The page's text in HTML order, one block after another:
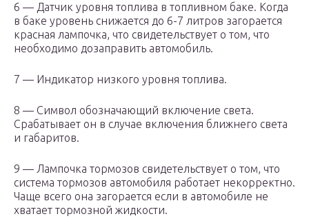
6 — Датчик уровня топлива в топливном баке. Когда
в баке уровень снижается до 6-7 литров загорается
красная лампочка, что свидетельствует о том, что
необходимо дозаправить автомобиль.
7 — Индикатор низкого уровня топлива.
8 — Символ обозначающий включение света.
Срабатывает он в случае включения ближнего света
и габаритов.
9 — Лампочка тормозов свидетельствует о том, что
система тормозов автомобиля работает некорректно.
Чаще всего она загорается если в автомобиле не
хватает тормозной жидкости.